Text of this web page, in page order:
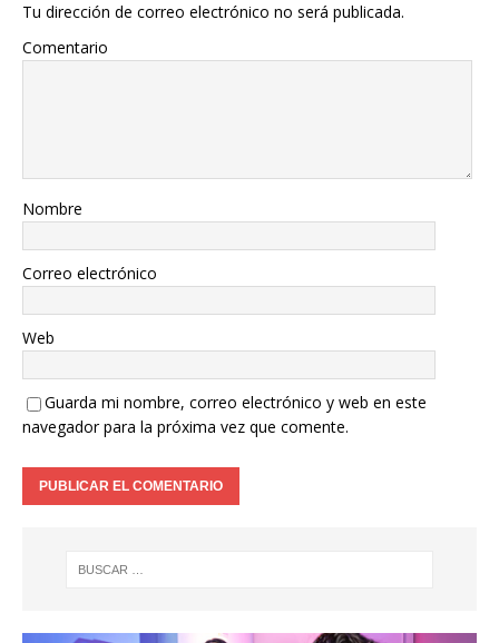
Tu dirección de correo electrónico no será publicada.
Comentario
Nombre
Correo electrónico
Web
Guarda mi nombre, correo electrónico y web en este
navegador para la próxima vez que comente.